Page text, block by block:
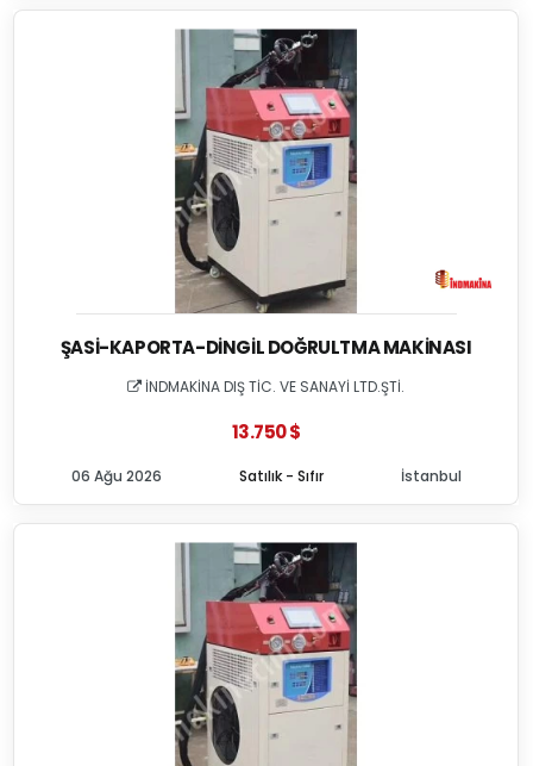
ŞASI-KAPORTA-DINGIL DOĞRULTMA MAKINASI
İNDMAKİNA DIŞ TİC. VE SANAYİ LTD.ŞTİ.
13.750 $
Satılık - Sıfır
06 Ağu 2026 İstanbul